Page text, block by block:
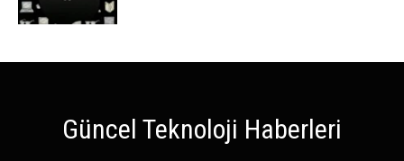
Güncel Teknoloji Haberleri